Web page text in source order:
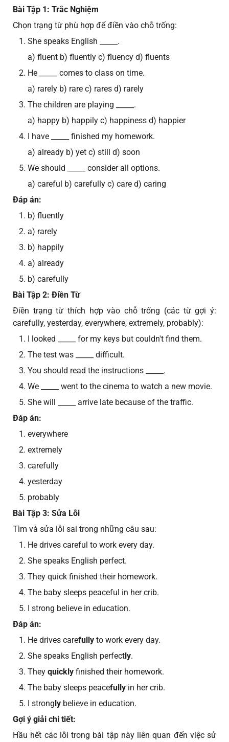
Bài Tập 1: Trắc Nghiệm
Chọn trạng từ phù hợp để điền vào chỗ trống:
She speaks English _____.
a) fluent b) fluently c) fluency d) fluents
He _____ comes to class on time.
a) rarely b) rare c) rares d) rarely
The children are playing _____.
a) happy b) happily c) happiness d) happier
I have _____ finished my homework.
a) already b) yet c) still d) soon
We should _____ consider all options.
a) careful b) carefully c) care d) caring
Đáp án:
b) fluently
a) rarely
b) happily
a) already
b) carefully
Bài Tập 2: Điền Từ
Điền trạng từ thích hợp vào chỗ trống (các từ gợi ý:
carefully, yesterday, everywhere, extremely, probably):
I looked _____ for my keys but couldn't find them.
The test was _____ difficult.
You should read the instructions _____.
We _____ went to the cinema to watch a new movie.
She will _____ arrive late because of the traffic.
Đáp án:
everywhere
extremely
carefully
yesterday
probably
Bài Tập 3: Sửa Lỗi
Tìm và sửa lỗi sai trong những câu sau:
He drives careful to work every day.
She speaks English perfect.
They quick finished their homework.
The baby sleeps peaceful in her crib.
I strong believe in education.
Đáp án:
He drives carefully to work every day.
She speaks English perfect ly.
They quickly finished their homework.
The baby sleeps peacefully in her crib.
I strong ly believe in education.
Gợi ý giải chi tiết:
Hầu hết các lỗi trong bài tập này liên quan đến việc sử